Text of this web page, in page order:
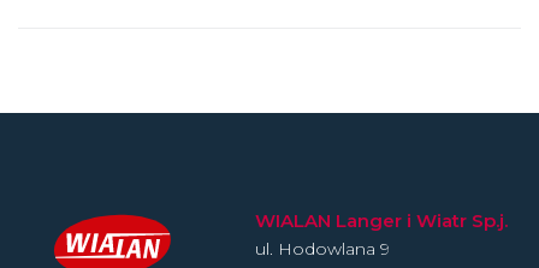
WIALAN Langer i Wiatr Sp.j.
ul. Hodowlan­a 9